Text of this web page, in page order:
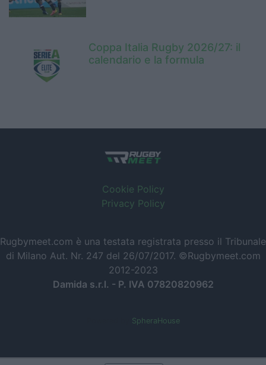
Coppa Italia Rugby 2026/27: il
calendario e la formula
Cookie Policy
Privacy Policy
Rugbymeet.com è una testata registrata presso il Tribunale
di Milano Aut. Nr. 247 del 26/07/2017. ©Rugbymeet.com
2012-2023
Damida s.r.l. - P. IVA 07820820962
SpheraHouse